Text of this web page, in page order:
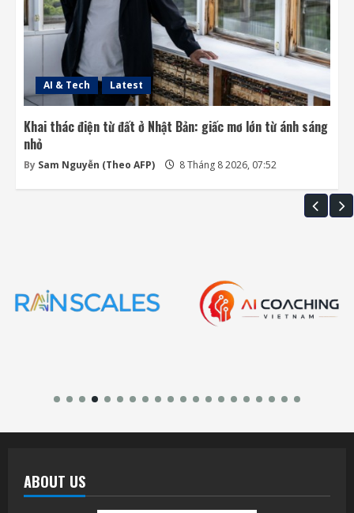
AI & Tech Latest
Khai thác điện từ đất ở Nhật Bản: giấc mơ lớn từ ánh sáng
nhỏ
By Sam Nguyễn (Theo AFP) 8 Tháng 8 2026, 07:52
ABOUT US